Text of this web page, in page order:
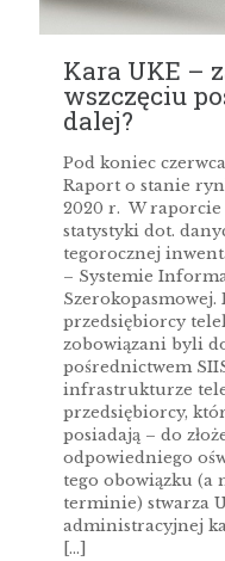
Kara UKE –
wszczęciu
dalej?
Pod koniec
Raport o stanie
2020 r. W
statystyki dot.
tegorocznej
– Systemie
przedsiębiorcy
zobowiązani byli
pośrednictwem
infrastrukturze
przedsiębiorcy,
posiadają – do
odpowiedniego
tego obowiązku (a
terminie) stwarza
administracyjnej
[…]